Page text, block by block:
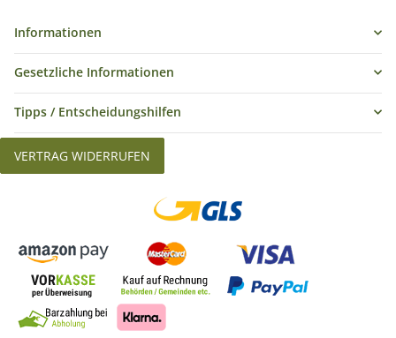
Informationen
Gesetzliche Informationen
Tipps / Entscheidungshilfen
VERTRAG WIDERRUFEN